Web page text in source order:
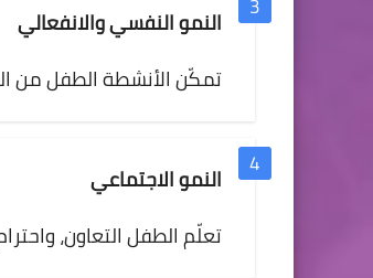
النمو النفسي والانفعالي
تمكّن الأنشطة الطفل من
النمو الاجتماعي
تعلّم الطفل التعاون،